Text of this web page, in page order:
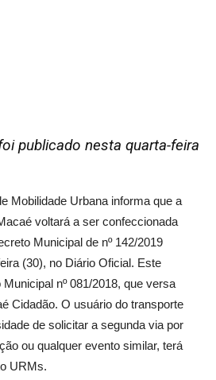
publicado nesta quarta-feira
Mobilidade Urbana informa que a
voltará a ser confeccionada
Municipal de nº 142/2019
(30), no Diário Oficial. Este
nº 081/2018, que versa
Cidadão. O usuário do transporte
de solicitar a segunda via por
ou qualquer evento similar, terá
URMs.